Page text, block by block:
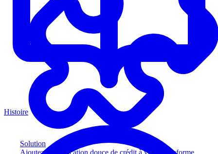
Solution
Ajoutez la vérification douce de crédit à votre plateforme
Histoire